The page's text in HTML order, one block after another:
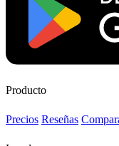
Producto
Precios Reseñas